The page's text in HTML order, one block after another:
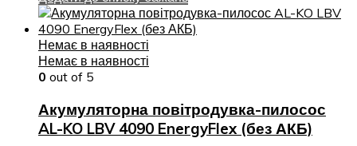
Немає в наявності
Немає в наявності
0 out of 5
Акумуляторна повітродувка-пилосос
AL-KO LBV 4090 EnergyFlex (без АКБ)